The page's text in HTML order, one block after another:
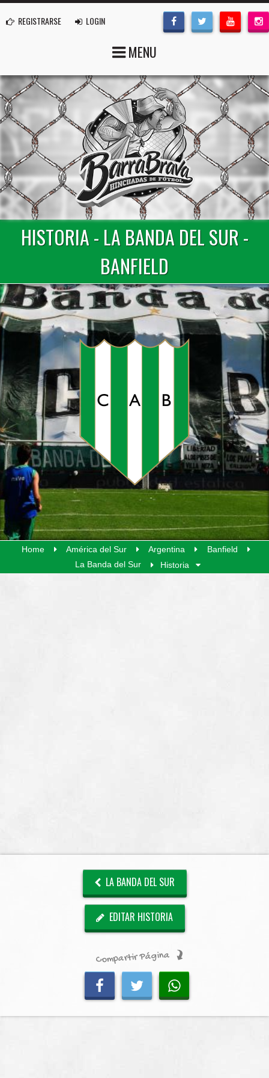
REGISTRARSE LOGIN
MENU
HISTORIA - LA BANDA DEL SUR -
BANFIELD
Home América del Sur Argentina
Banfield
La Banda del Sur
Historia
LA BANDA DEL SUR
EDITAR HISTORIA
Compartir Página